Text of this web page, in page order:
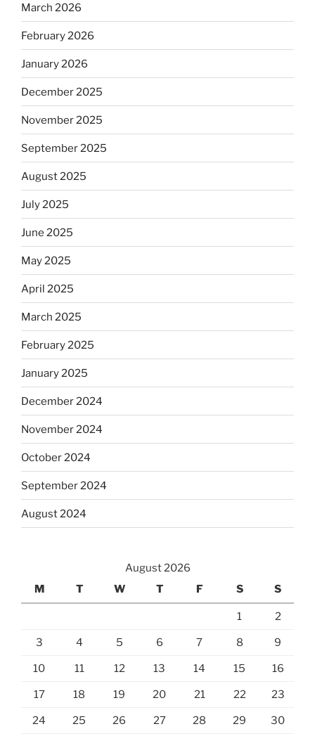
March 2026
February 2026
January 2026
December 2025
November 2025
September 2025
August 2025
July 2025
June 2025
May 2025
April 2025
March 2025
February 2025
January 2025
December 2024
November 2024
October 2024
September 2024
August 2024
August 2026
M
T W T F S S
1 2
3 4 5 6 7 8 9
10 11 12 13 14 15 16
17 18 19 20 21 22 23
24 25 26 27 28 29 30